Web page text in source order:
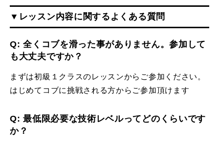
▼レッスン内容に関するよくある質問
Q: 全くコブを滑った事がありません。参加して
も大丈夫ですか？
まずは初級１クラスのレッスンからご参加ください。
はじめてコブに挑戦される方からご参加頂けます
Q: 最低限必要な技術レベルってどのくらいです
か？